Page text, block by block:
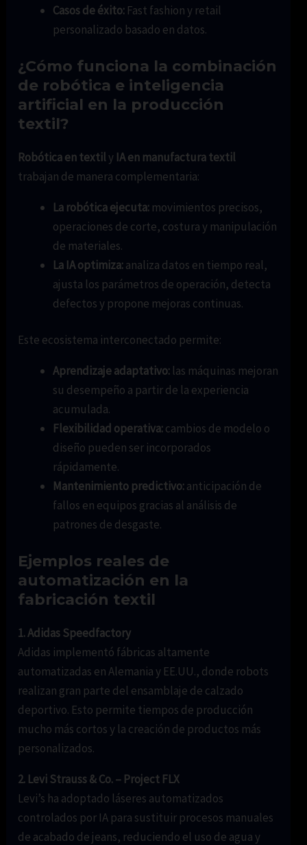
Casos de éxito: Fast fashion y retail
personalizado basado en datos.
¿Cómo funciona la combinación
de robótica e inteligencia
artificial en la producción
textil?
Robótica en textily IA en manufactura textil
trabajan de manera complementaria:
La robótica ejecuta: movimientos precisos,
operaciones de corte, costura y manipulación
de materiales.
La IA optimiza:analiza datos en tiempo real,
ajusta los parámetros de operación, detecta
defectos y propone mejoras continuas.
Este ecosistema interconectado permite:
Aprendizaje adaptativo: las máquinas mejoran
su desempeño a partir de la experiencia
acumulada.
Flexibilidad operativa:cambios de modelo o
diseño pueden ser incorporados
rápidamente.
Mantenimiento predictivo:anticipación de
fallos en equipos gracias al análisis de
patrones de desgaste.
Ejemplos reales de
automatización en la
fabricación textil
1. Adidas Speedfactory
Adidas implementó fábricas altamente
automatizadas en Alemania y EE.UU., donde robots
realizan gran parte del ensamblaje de calzado
deportivo. Esto permite tiempos de producción
mucho más cortos y la creación de productos más
personalizados.
2. Levi Strauss & Co. – Project FLX
Levi’s ha adoptado láseres automatizados
controlados por IA para sustituir procesos manuales
de acabado de jeans, reduciendo el uso de agua y